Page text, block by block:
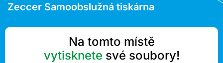
Zeccer Samoobslužná tiskárna
Na tomto místě
vytisknete své soubory!